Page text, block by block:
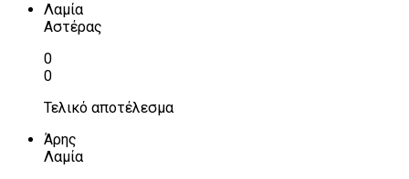
Λαμία
Αστέρας
0
0
Τελικό αποτέλεσμα
Άρης
Λαμία